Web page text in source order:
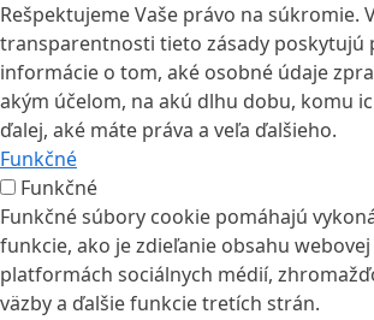
Rešpektujeme Vaše právo na súkromie.
transparentnosti tieto zásady poskytujú
informácie o tom, aké osobné údaje
akým účelom, na akú dlhu dobu, komu
ďalej, aké máte práva a veľa ďalšieho.
Funkčné
Funkčné
Funkčné súbory cookie pomáhajú
funkcie, ako je zdieľanie obsahu
platformách sociálnych médií,
väzby a ďalšie funkcie tretích strán.